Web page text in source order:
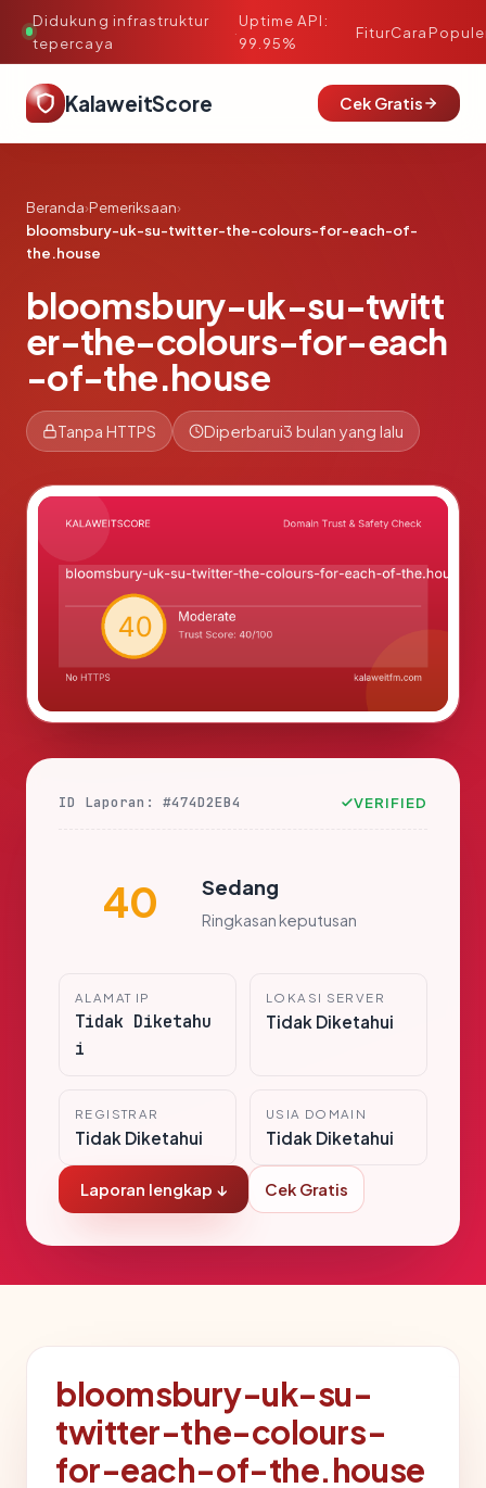
Didukung infrastruktur
tepercaya
·
Uptime API:
99.95%
FiturCara
KalaweitScore Cek Gratis
Beranda›Pemeriksaan›
bloomsbury-uk-su-twitter-the-colours-for-each-of-
the.house
bloomsbury-uk-su-twitt
er-the-colours-for-each
-of-the.house
Tanpa HTTPS Diperbarui3 bulan yang lalu
ID Laporan: #474D2EB4 VERIFIED
40 Sedang
Ringkasan keputusan
ALAMAT IP
Tidak Diketahu
i
LOKASI SERVER
Tidak Diketahui
REGISTRAR
Tidak Diketahui
USIA DOMAIN
Tidak Diketahui
Laporan lengkap ↓ Cek Gratis
bloomsbury-uk-su-
twitter-the-colours-
for-each-of-the.house